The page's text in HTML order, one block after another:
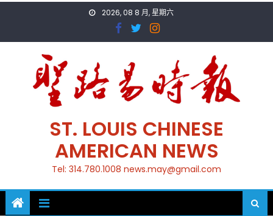
2026, 08 8 月, 星期六
ST. LOUIS CHINESE
AMERICAN NEWS
Tel: 314.780.1008 news.may@gmail.com